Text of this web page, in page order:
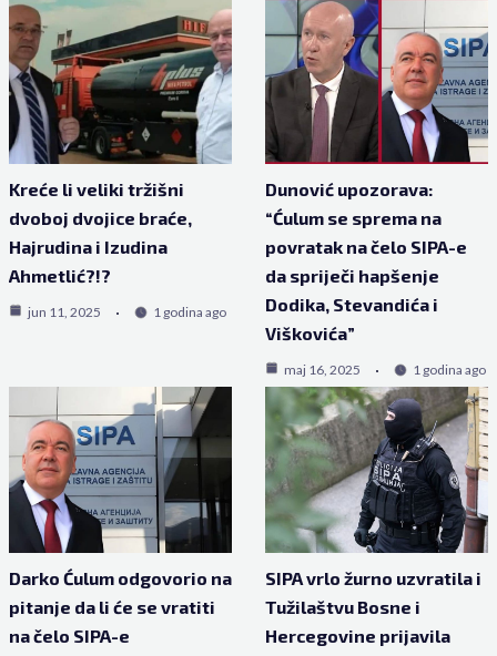
Kreće li veliki tržišni
dvoboj dvojice braće,
Hajrudina i Izudina
Ahmetlić?!?
jun 11, 2025 1 godina ago
Dunović upozorava:
“Ćulum se sprema na
povratak na čelo SIPA-e
da spriječi hapšenje
Dodika, Stevandića i
Viškovića”
maj 16, 2025 1 godina ago
Darko Ćulum odgovorio na
pitanje da li će se vratiti
na čelo SIPA-e
SIPA vrlo žurno uzvratila i
Tužilaštvu Bosne i
Hercegovine prijavila